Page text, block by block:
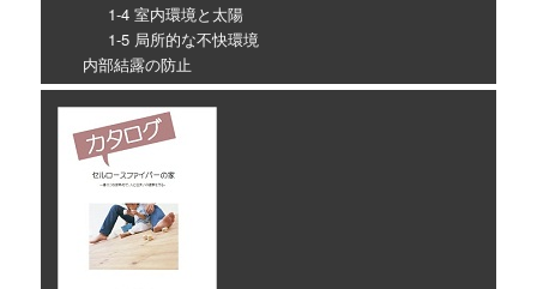
1-4 室内環境と太陽
1-5 局所的な不快環境
内部結露の防止